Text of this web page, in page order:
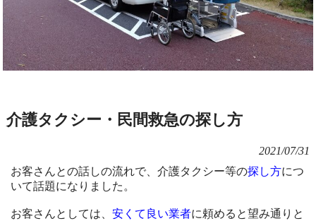
介護タクシー・民間救急の探し方
2021/07/31
お客さんとの話しの流れで、介護タクシー等の探し方につ
いて話題になりました。
お客さんとしては、安くて良い業者に頼めると望み通りと